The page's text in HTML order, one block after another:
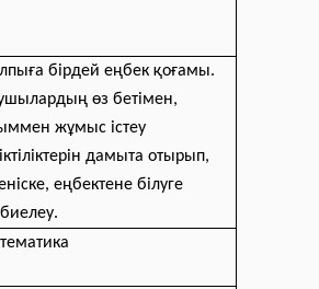
бірдей еңбек қоғамы.
өз бетімен,
жұмыс істеу
дамыта отырып,
еңбектене білуге
.